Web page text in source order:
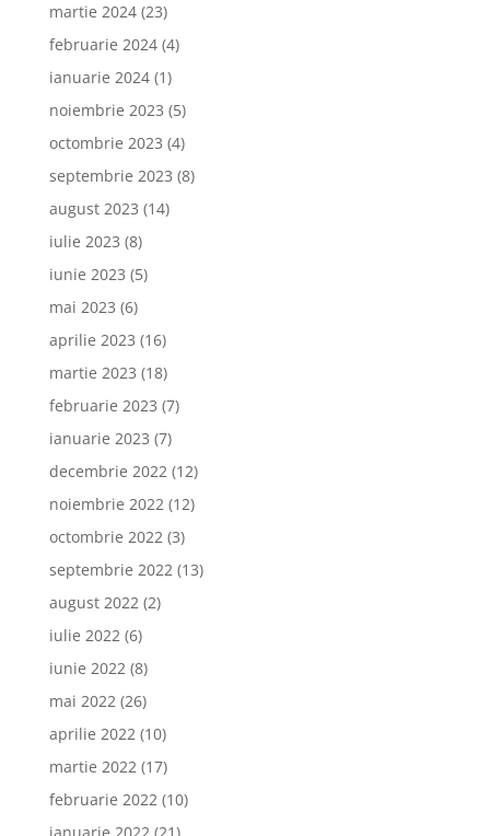
martie 2024(23)
februarie 2024(4)
ianuarie 2024(1)
noiembrie 2023 (5)
octombrie 2023 (4)
septembrie 2023 (8)
august 2023 (14)
iulie 2023 (8)
iunie 2023 (5)
mai 2023 (6)
aprilie 2023 (16)
martie 2023 (18)
februarie 2023 (7)
ianuarie 2023 (7)
decembrie 2022(12)
noiembrie 2022(12)
octombrie 2022(3)
septembrie 2022(13)
august 2022(2)
iulie 2022(6)
iunie 2022(8)
mai 2022(26)
aprilie 2022(10)
martie 2022(17)
februarie 2022(10)